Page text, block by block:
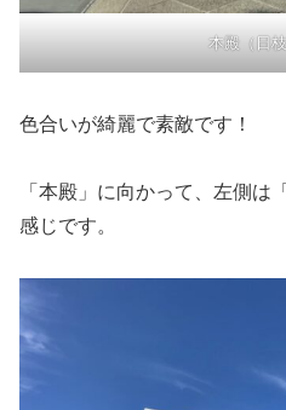
本殿（日枝
色合いが綺麗で素敵です！
「本殿」に向かって、左側は
感じです。